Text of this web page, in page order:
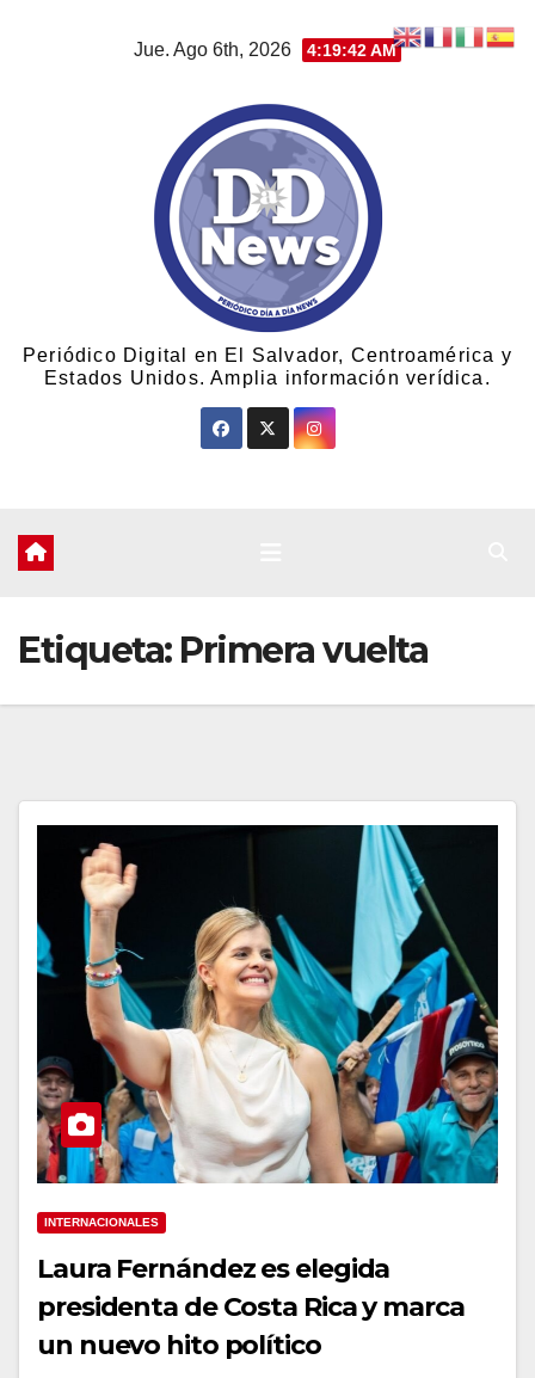
Jue. Ago 6th, 2026 4:19:43 AM
Periódico Digital en El Salvador, Centroamérica y
Estados Unidos. Amplia información verídica.
Etiqueta: Primera vuelta
INTERNACIONALES
Laura Fernández es elegida
presidenta de Costa Rica y marca
un nuevo hito político